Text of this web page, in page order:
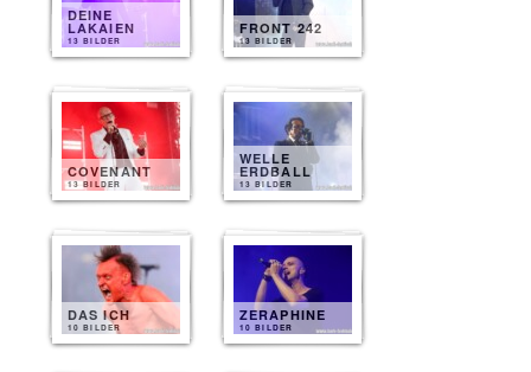
DEINE
LAKAIEN
13 BILDER
FRONT 242
13 BILDER
COVENANT
13 BILDER
WELLE
ERDBALL
13 BILDER
DAS ICH
10 BILDER
ZERAPHINE
10 BILDER